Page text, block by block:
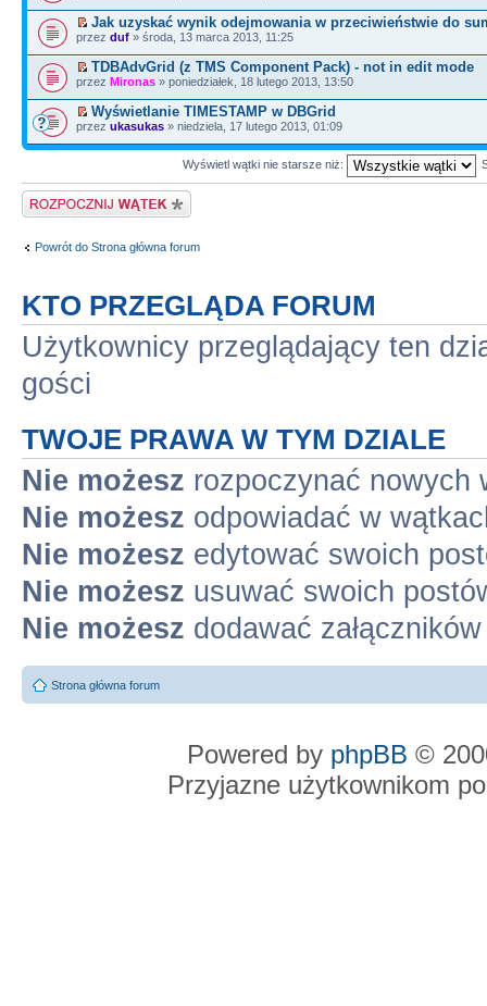
Jak uzyskać wynik odejmowania w przeciwieństwie do
przez duf » środa, 13 marca 2013, 11:25
TDBAdvGrid (z TMS Component Pack) - not in edit mode
przez Mironas » poniedziałek, 18 lutego 2013, 13:50
Wyświetlanie TIMESTAMP w DBGrid
przez ukasukas » niedziela, 17 lutego 2013, 01:09
Wyświetl wątki nie starsze niż:
Napisz wątek
Powrót do Strona główna forum
KTO PRZEGLĄDA FORUM
Użytkownicy przeglądający ten
gości
TWOJE PRAWA W TYM DZIALE
Nie możesz rozpoczynać nowych
Nie możesz odpowiadać w
Nie możesz edytować swoich
Nie możesz usuwać swoich
Nie możesz dodawać załączników
Strona główna forum
Powered by phpBB ©
Przyjazne użytkownikom